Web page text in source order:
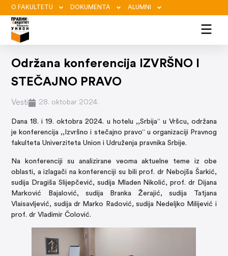
O FAKULTETU DOKUMENTA ALUMNI
Održana konferencija IZVRŠNO I
STEČAJNO PRAVO
Vesti 28. oktobar 2024.
Dana 18. i 19. oktobra 2024. u hotelu ,,Srbija“ u Vršcu, održana
je konferencija ,,Izvršno i stečajno pravo“ u organizaciji Pravnog
fakulteta Univerziteta Union i Udruženja pravnika Srbije.
Na konferenciji su analizirane veoma aktuelne teme iz obe
oblasti, a izlagači na konferenciji su bili prof. dr Nebojša Šarkić,
sudija Dragiša Slijepčević, sudija Mladen Nikolić, prof. dr Dijana
Marković Bajalović, sudija Branka Žerajić, sudija Tatjana
Vlaisavljević, sudija dr Marko Radović, sudija Nedeljko Milijević i
prof. dr Vladimir Čolović.